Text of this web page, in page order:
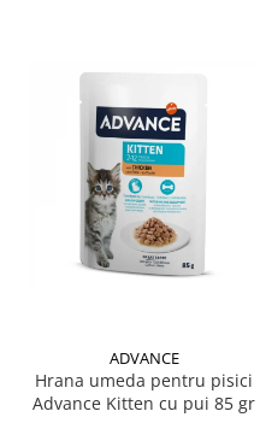
ADVANCE
Hrana umeda pentru pisici
Advance Kitten cu pui 85 gr